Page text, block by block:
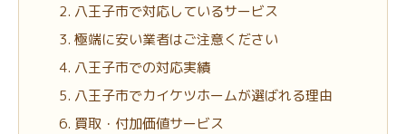
八王子市で対応しているサービス
極端に安い業者はご注意ください
八王子市での対応実績
八王子市でカイケツホームが選ばれる理由
買取・付加価値サービス